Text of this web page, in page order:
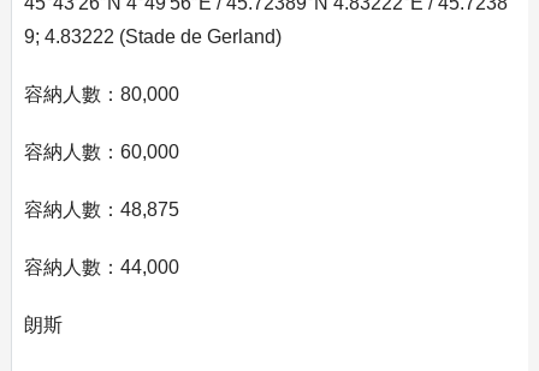
9; 4.83222 (Stade de Gerland)
容納人數：80,000
容納人數：60,000
容納人數：48,875
容納人數：44,000
朗斯